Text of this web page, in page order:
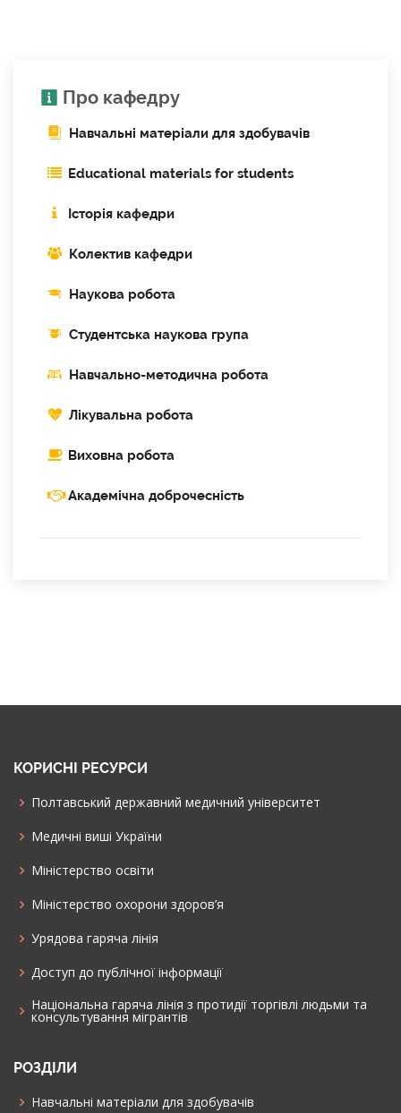
Про кафедру
Навчальні матеріали для здобувачів
Educational materials for students
Історія кафедри
Колектив кафедри
Наукова робота
Cтудентська наукова група
Навчально-методична робота
Лікувальна робота
Виховна робота
Академічна доброчесність
КОРИСНІ РЕСУРСИ
Полтавський державний медичний університет
Медичні виші України
Міністерство освіти
Міністерство охорони здоров’я
Урядова гаряча лінія
Доступ до публічної інформації
Національна гаряча лінія з протидії торгівлі людьми та
консультування мiгрантiв
РОЗДІЛИ
Навчальні матеріали для здобувачів